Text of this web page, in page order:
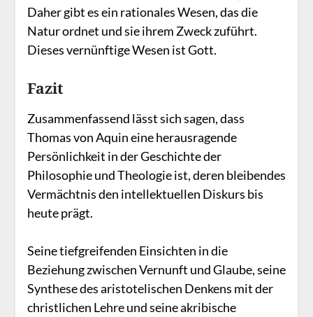
Daher gibt es ein rationales Wesen, das die
Natur ordnet und sie ihrem Zweck zuführt.
Dieses vernünftige Wesen ist Gott.
Fazit
Zusammenfassend lässt sich sagen, dass
Thomas von Aquin eine herausragende
Persönlichkeit in der Geschichte der
Philosophie und Theologie ist, deren bleibendes
Vermächtnis den intellektuellen Diskurs bis
heute prägt.
Seine tiefgreifenden Einsichten in die
Beziehung zwischen Vernunft und Glaube, seine
Synthese des aristotelischen Denkens mit der
christlichen Lehre und seine akribische